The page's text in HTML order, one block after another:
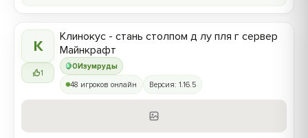
К
1
0Изумруды
Клинокус - стань столпом д лу пля г сервер
Майнкрафт
48 игроков онлайн Версия: 1.16.5